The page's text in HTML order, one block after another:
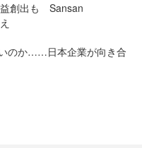
益創出も Sansan
のか……日本企業が向き合